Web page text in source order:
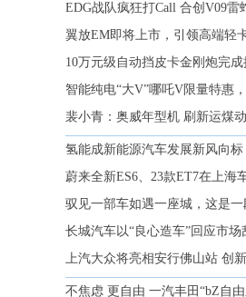
EDG战队疯狂打Call 合创V09雷
翼放EM即将上市，引领高端轻
10万元级自动挡皮卡金刚炮完
智能纯电“大V”哪吒V限量特惠
裴小青：奥威年型机 刷新运煤
氢能成新能源汽车发展新风向标
蔚来全新ES6、23款ET7在上海
驭见一部车如遇一座城，这是
长城汽车以“良心造车”回应市场
上汽大众将亮相安行佛山站 创
不焦虑 更自由 一汽丰田“bZ自